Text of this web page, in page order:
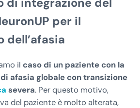
per il
il caso di un paziente con la
afasia globale con transizione
severa. Per questo motivo,
del paziente è molto alterata,